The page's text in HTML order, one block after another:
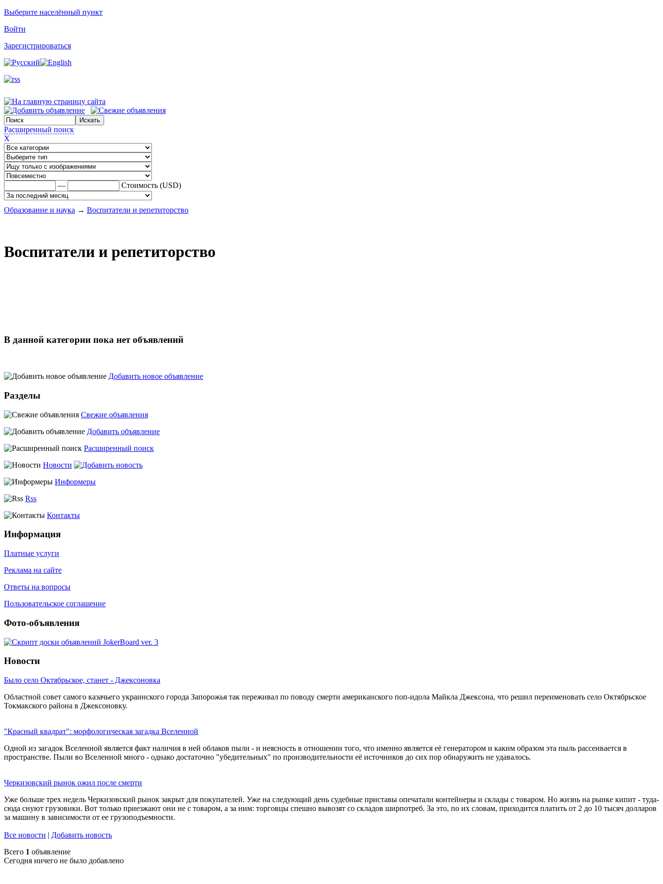
Выберите населённый пункт
Войти
Зарегистрироваться
Расширенный поиск
X
— Стоимость (USD)
Образование и наука → Воспитатели и репетиторство
Воспитатели и репетиторство
В данной категории пока нет объявлений
Добавить новое объявление
Разделы
Свежие объявления
Добавить объявление
Расширенный поиск
Новости
Информеры
Rss
Контакты
Информация
Платные услуги
Реклама на сайте
Ответы на вопросы
Пользовательское соглашение
Фото-объявления
Новости
Было село Октябрьское, станет - Джексоновка
Областной совет самого казачьего украинского города Запорожья так переживал по поводу смерти американского поп-идола Майкла Джексона, что решил переименовать село Октябрьское
Токмакского района в Джексоновку.
"Красный квадрат": морфологическая загадка Вселенной
Одной из загадок Вселенной является факт наличия в ней облаков пыли - и неясность в отношении того, что именно является её генератором и каким образом эта пыль рассеивается в
пространстве. Пыли во Вселенной много - однако достаточно "убедительных" по производительности её источников до сих пор обнаружить не удавалось.
Черкизовский рынок ожил после смерти
Уже больше трех недель Черкизовский рынок закрыт для покупателей. Уже на следующий день судебные приставы опечатали контейнеры и склады с товаром. Но жизнь на рынке кипит - туда-
сюда снуют грузовики. Вот только приезжают они не с товаром, а за ним: торговцы спешно вывозят со складов ширпотреб. За это, по их словам, приходится платить от 2 до 10 тысяч долларов
за машину в зависимости от ее грузоподъемности.
Все новости | Добавить новость
Всего 1 объявление
Сегодня ничего не было добавлено